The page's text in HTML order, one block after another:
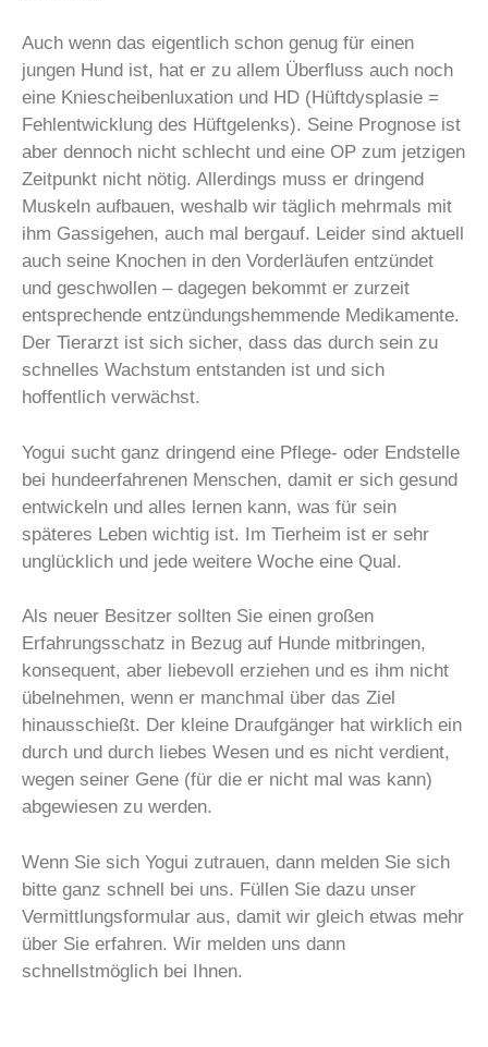
Auch wenn das eigentlich schon genug für einen
jungen Hund ist, hat er zu allem Überfluss auch noch
eine Kniescheibenluxation und HD (Hüftdysplasie =
Fehlentwicklung des Hüftgelenks). Seine Prognose ist
aber dennoch nicht schlecht und eine OP zum jetzigen
Zeitpunkt nicht nötig. Allerdings muss er dringend
Muskeln aufbauen, weshalb wir täglich mehrmals mit
ihm Gassigehen, auch mal bergauf. Leider sind aktuell
auch seine Knochen in den Vorderläufen entzündet
und geschwollen – dagegen bekommt er zurzeit
entsprechende entzündungshemmende Medikamente.
Der Tierarzt ist sich sicher, dass das durch sein zu
schnelles Wachstum entstanden ist und sich
hoffentlich verwächst.
Yogui sucht ganz dringend eine Pflege- oder Endstelle
bei hundeerfahrenen Menschen, damit er sich gesund
entwickeln und alles lernen kann, was für sein
späteres Leben wichtig ist. Im Tierheim ist er sehr
unglücklich und jede weitere Woche eine Qual.
Als neuer Besitzer sollten Sie einen großen
Erfahrungsschatz in Bezug auf Hunde mitbringen,
konsequent, aber liebevoll erziehen und es ihm nicht
übelnehmen, wenn er manchmal über das Ziel
hinausschießt. Der kleine Draufgänger hat wirklich ein
durch und durch liebes Wesen und es nicht verdient,
wegen seiner Gene (für die er nicht mal was kann)
abgewiesen zu werden.
Wenn Sie sich Yogui zutrauen, dann melden Sie sich
bitte ganz schnell bei uns. Füllen Sie dazu unser
Vermittlungsformular aus, damit wir gleich etwas mehr
über Sie erfahren. Wir melden uns dann
schnellstmöglich bei Ihnen.